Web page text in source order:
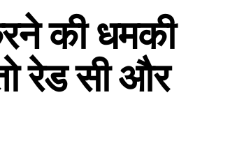
की धमकी
रेड सी और